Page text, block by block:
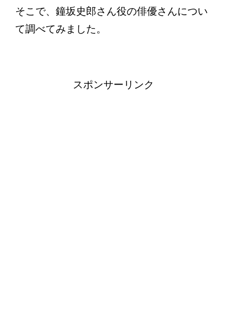
そこで、鐘坂史郎さん役の俳優さんについ
て調べてみました。
スポンサーリンク